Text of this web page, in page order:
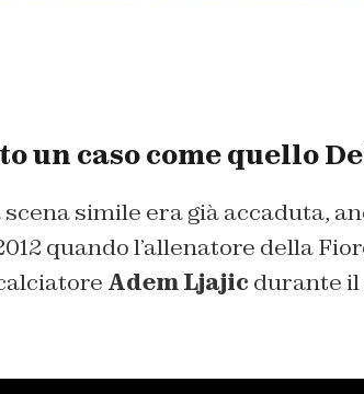
un caso come quello
simile era già accaduta,
quando l’allenatore della
Adem Ljajic durante il